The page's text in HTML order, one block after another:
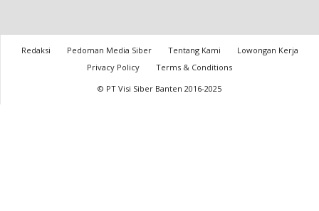
Redaksi Pedoman Media Siber Tentang Kami
Lowongan Kerja
Privacy Policy
Terms & Conditions
© PT Visi Siber Banten 2016-2025